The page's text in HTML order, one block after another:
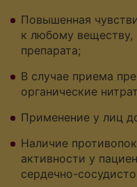
Повышенная
к любому
препарата;
В случае приема
органические
Применение у лиц
Наличие
активности у
сердечно-